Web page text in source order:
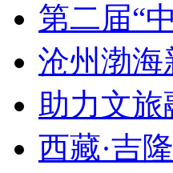
第二届“
沧州渤海
助力文旅
西藏·吉